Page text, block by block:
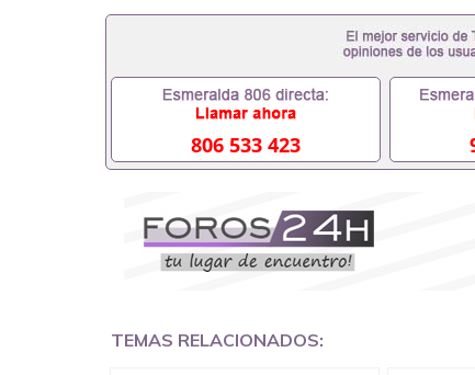
551190476假的毕业证成绩单可以办学历认
业单位/国企假的毕业证会查吗551190476入
内能用吗, 挂科拿不到毕业证怎么办, 毕业证
证吗,您是否因为中途辍学、挂科而没有正常
551190476您是否因没正常毕业而导致回国
么办551190476找工作没有文凭怎么办,怎么
551190476网上买文凭可靠吗551190476哪
551190476国外大学文凭可以打工作吗
哪里可以修改成绩单GPA分数551190476假毕
何拿到国外毕业证QQ微信551190476办假大
551190476找毕业证封皮QQ微信551190476
学回国证明QQ微信551190476国外硕士文凭
806 533 423
TEMAS RELACIONADOS: